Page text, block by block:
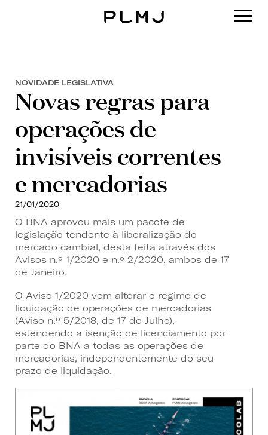
NOVIDADE LEGISLATIVA
Novas regras para
operações de
invisíveis correntes
e mercadorias
21/01/2020
O BNA aprovou mais um pacote de
legislação tendente à liberalização do
mercado cambial, desta feita através dos
Avisos n.º 1/2020 e n.º 2/2020, ambos de 17
de Janeiro.
O Aviso 1/2020 vem alterar o regime de
liquidação de operações de mercadorias
(Aviso n.º 5/2018, de 17 de Julho),
estendendo a isenção de licenciamento por
parte do BNA a todas as operações de
mercadorias, independentemente do seu
prazo de liquidação.